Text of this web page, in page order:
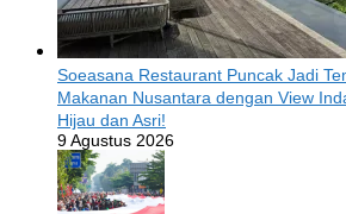
Soeasana Restaurant Puncak Jadi
Makanan Nusantara dengan View
Hijau dan Asri!
9 Agustus 2026